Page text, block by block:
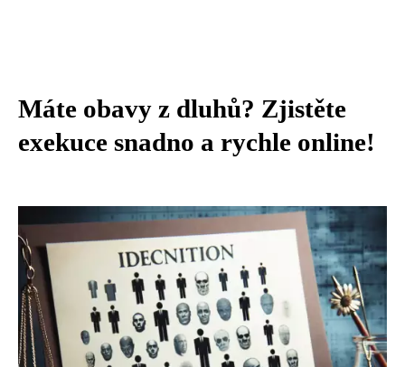
Máte obavy z dluhů? Zjistěte
exekuce snadno a rychle online!